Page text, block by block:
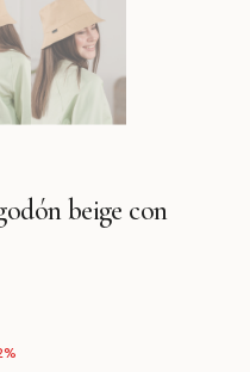
beige con